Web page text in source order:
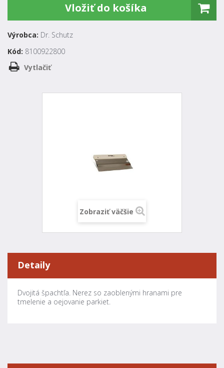
Vložiť do košíka
Výrobca: Dr. Schutz
Kód: 8100922800
Vytlačiť
Zobraziť väčšie
Detaily
Dvojitá špachtľa. Nerez so zaoblenými hranami pre
tmelenie a oejovanie parkiet.